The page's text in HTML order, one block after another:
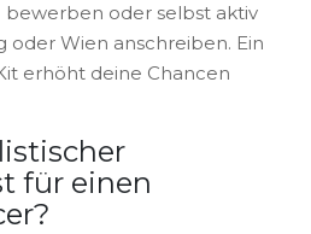
bewerben oder selbst aktiv
oder Wien anschreiben. Ein
erhöht deine Chancen
für einen